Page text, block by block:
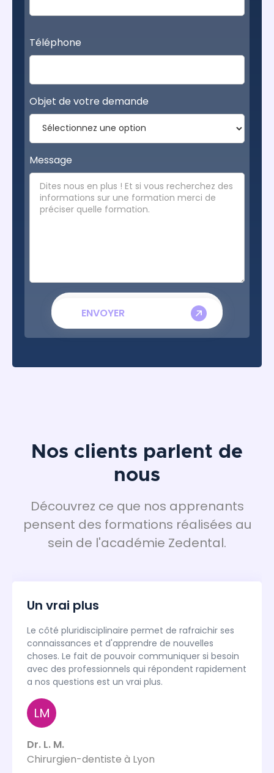
Téléphone
Objet de votre demande
Message
Nos clients parlent de
nous
Découvrez ce que nos apprenants
pensent des formations réalisées au
sein de l'académie Zedental.
Un vrai plus
Le côté pluridisciplinaire permet de rafraichir ses
connaissances et d'apprendre de nouvelles
choses. Le fait de pouvoir communiquer si besoin
avec des professionnels qui répondent rapidement
a nos questions est un vrai plus.
LM
Dr. L. M.
Chirurgien-dentiste à Lyon